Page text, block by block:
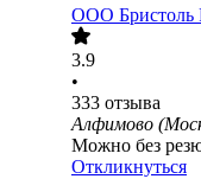
ООО Бристоль
3.9
•
333 отзыва
Алфимово
Можно без
Откликнуться